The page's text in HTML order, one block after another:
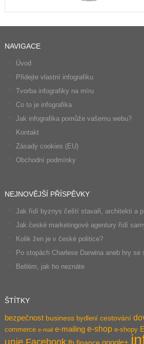
NAVIGACE
Úvod
Přidejte vlastní infografiku
Tvorba infografiky na míru
Co to je infografika
Jak infografika pomůže vašemu webu?
Kontakt
Zásady cookies (EU)
Obchodní podmínky
NEJNOVĚJŠÍ PŘÍSPĚVKY
Jak řídí byznys čeští stavaři, architekti a
Jak české marketingové agentury řídí
Kolik žen je v české politice?
Po stopách Charlese Darwina aneb hry se
Betlém, jak ho neznáte
ŠTÍTKY
bezpečnost business bydlení cestování
commerce e-mail e-mailing e-shop e-shopy
unie Facebook google+